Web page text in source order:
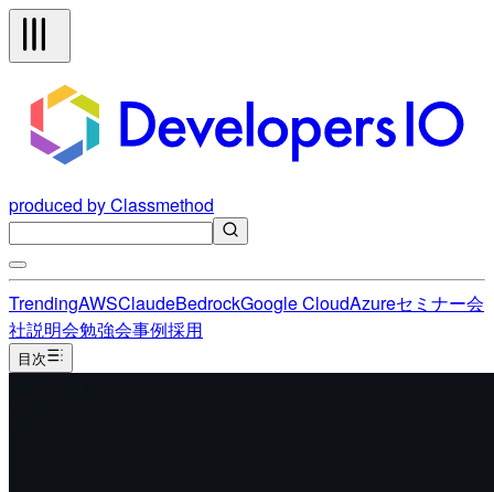
produced by Classmethod
TrendingAWSClaudeBedrockGoogle CloudAzureセミナー会
社説明会勉強会事例採用
目次